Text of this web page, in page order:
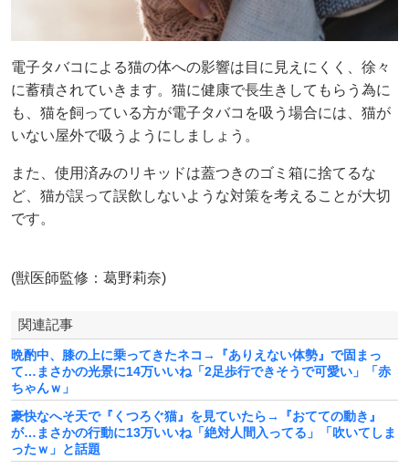
電子タバコによる猫の体への影響は目に見えにくく、徐々
に蓄積されていきます。猫に健康で長生きしてもらう為に
も、猫を飼っている方が電子タバコを吸う場合には、猫が
いない屋外で吸うようにしましょう。
また、使用済みのリキッドは蓋つきのゴミ箱に捨てるな
ど、猫が誤って誤飲しないような対策を考えることが大切
です。
(獣医師監修：葛野莉奈)
関連記事
晩酌中、膝の上に乗ってきたネコ→『ありえない体勢』で固まっ
て…まさかの光景に14万いいね「2足歩行できそうで可愛い」「赤
ちゃんｗ」
豪快なへそ天で『くつろぐ猫』を見ていたら→『おてての動き』
が…まさかの行動に13万いいね「絶対人間入ってる」「吹いてしま
ったｗ」と話題